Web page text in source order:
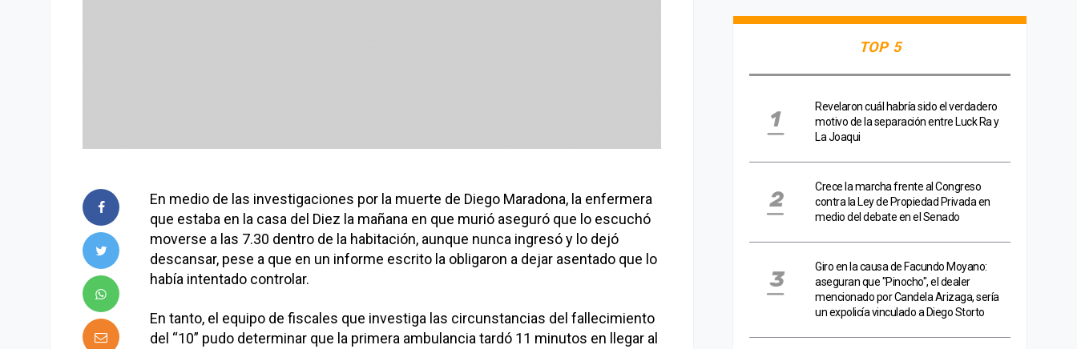
En medio de las investigaciones por la muerte de Diego Maradona, la enfermera
que estaba en la casa del Diez la mañana en que murió aseguró que lo escuchó
moverse a las 7.30 dentro de la habitación, aunque nunca ingresó y lo dejó
descansar, pese a que en un informe escrito la obligaron a dejar asentado que lo
había intentado controlar.
En tanto, el equipo de fiscales que investiga las circunstancias del fallecimiento
del “10” pudo determinar que la primera ambulancia tardó 11 minutos en llegar al
TOP 5
Revelaron cuál habría sido el verdadero
motivo de la separación entre Luck Ra y
La Joaqui
Crece la marcha frente al Congreso
contra la Ley de Propiedad Privada en
medio del debate en el Senado
Giro en la causa de Facundo Moyano:
aseguran que "Pinocho", el dealer
mencionado por Candela Arizaga, sería
un expolicía vinculado a Diego Storto